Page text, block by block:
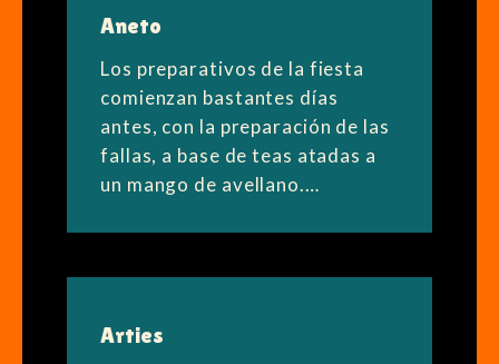
Aneto
Los preparativos de la fiesta
comienzan bastantes días
antes, con la preparación de las
fallas, a base de teas atadas a
un mango de avellano.…
Arties